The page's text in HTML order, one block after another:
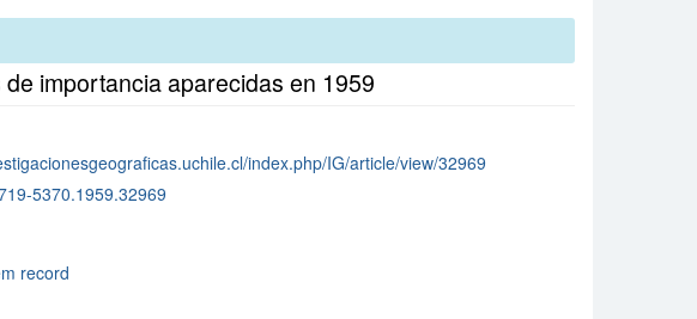
importancia aparecidas en 1959
index.php/IG/article/view/32969
5370.1959.32969
record